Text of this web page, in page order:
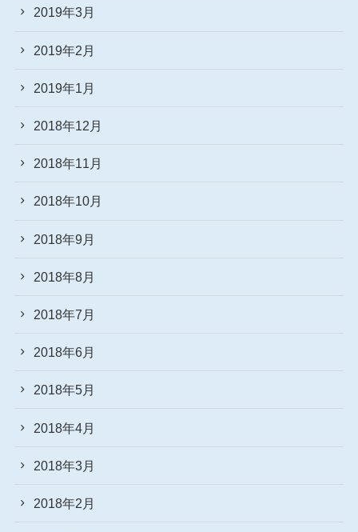
2019年3月
2019年2月
2019年1月
2018年12月
2018年11月
2018年10月
2018年9月
2018年8月
2018年7月
2018年6月
2018年5月
2018年4月
2018年3月
2018年2月